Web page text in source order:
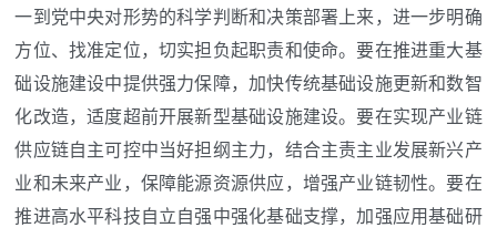
一到党中央对形势的科学判断和决策部署上来，进一步明确
方位、找准定位，切实担负起职责和使命。要在推进重大基
础设施建设中提供强力保障，加快传统基础设施更新和数智
化改造，适度超前开展新型基础设施建设。要在实现产业链
供应链自主可控中当好担纲主力，结合主责主业发展新兴产
业和未来产业，保障能源资源供应，增强产业链韧性。要在
推进高水平科技自立自强中强化基础支撑，加强应用基础研